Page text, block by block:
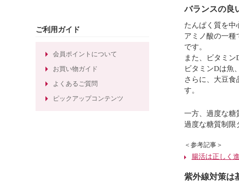
ほうれい線対策のエイジングケア化
粧水
ご利用ガイド
会員ポイントについて
お買い物ガイド
よくあるご質問
ピックアップコンテンツ
バランスの良
たんぱく質を中
アミノ酸の一種
です。
また、ビタミン
ビタミンDは魚
さらに、大豆
す。
一方、過度な糖
過度な糖質制限
＜参考記事＞
腸活は正しく
紫外線対策は